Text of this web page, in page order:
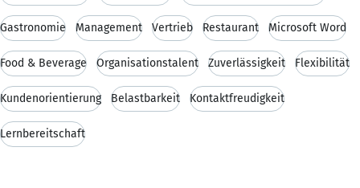
Gastronomie Management Vertrieb Restaurant Microsoft Word
Food & Beverage Organisationstalent Zuverlässigkeit Flexibilität
Kundenorientierung Belastbarkeit Kontaktfreudigkeit
Lernbereitschaft